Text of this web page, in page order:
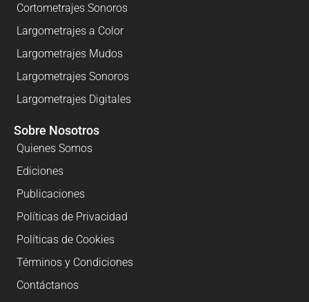
Cortometrajes Sonoros
Largometrajes a Color
Largometrajes Mudos
Largometrajes Sonoros
Largometrajes Digitales
Sobre Nosotros
Quienes Somos
Ediciones
Publicaciones
Políticas de Privacidad
Políticas de Cookies
Términos y Condiciones
Contáctanos